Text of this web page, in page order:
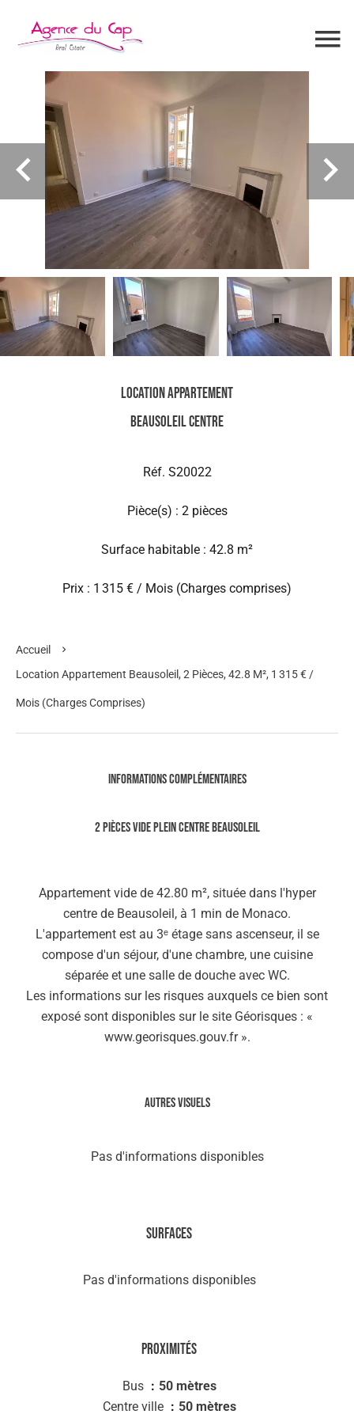
Location Appartement
Beausoleil Centre
Réf. S20022
Pièce(s) : 2 pièces
Surface habitable : 42.8 m²
Prix : 1 315 € / Mois (Charges comprises)
Accueil
Location Appartement Beausoleil, 2 Pièces, 42.8 M², 1 315 € /
Mois (Charges Comprises)
Informations complémentaires
2 pièces vide plein centre Beausoleil
Appartement vide de 42.80 m², située dans l'hyper
centre de Beausoleil, à 1 min de Monaco.
L'appartement est au 3ᵉ étage sans ascenseur, il se
compose d'un séjour, d'une chambre, une cuisine
séparée et une salle de douche avec WC.
Les informations sur les risques auxquels ce bien sont
exposé sont disponibles sur le site Géorisques : «
www.georisques.gouv.fr ».
Autres visuels
Pas d'informations disponibles
Surfaces
Pas d'informations disponibles
Proximités
Bus
50 mètres
Centre ville
50 mètres